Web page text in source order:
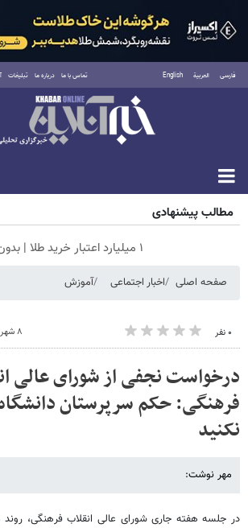
فارسی العربية English تماس با ما درباره ما تبلیغات
شنبه ۱۷ مرداد ۱۴۰۵
مطالب پیشنهادی
۱ میلیارد اعتبار خرید طلا | بدون ضامن و چک
صفحه اصلی اخبار اجتماعی آموزش
۰ نفر ۸ شهریور ۱۳۹۳ - ۱۰:۰۷
درخواست نجفی از شورای عالی
فرهنگی: حکم سرپرستان
نکنید
مهر نوشت:
در جلسه هفته جاری شورای عالی انقلاب فرهنگی، روند